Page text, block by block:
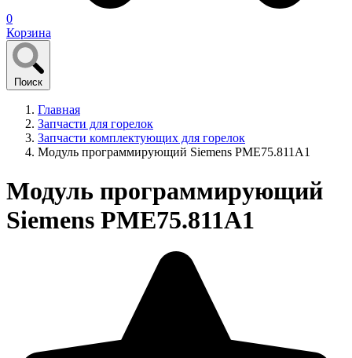
0
Корзина
Поиск
Главная
Запчасти для горелок
Запчасти комплектующих для горелок
Модуль программирующий Siemens PME75.811A1
Модуль программирующий
Siemens PME75.811A1